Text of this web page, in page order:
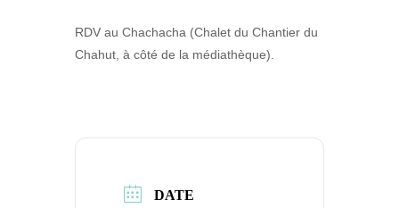
RDV au Chachacha (Chalet du Chantier du
Chahut, à côté de la médiathèque).
DATE